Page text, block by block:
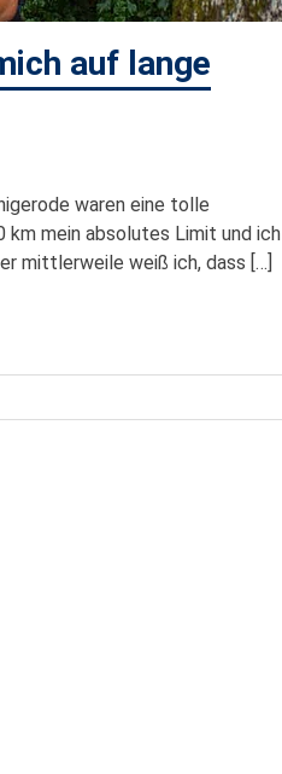
auf lange
waren eine tolle
km mein absolutes Limit und ich
mittlerweile weiß ich, dass […]